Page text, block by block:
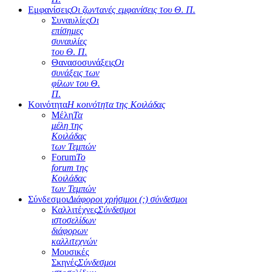
ΕμφανίσειςΟι ζωντανές εμφανίσεις του Θ. Π.
ΣυναυλίεςΟι
επίσημες
συναυλίες
του Θ. Π.
ΘανασοσυνάξειςΟι
συνάξεις των
φίλων του Θ.
Π.
ΚοινότηταΗ κοινότητα της Κοιλάδας
ΜέληΤα
μέλη της
Κοιλάδας
των Τεμπών
ForumΤο
forum της
Κοιλάδας
των Τεμπών
ΣύνδεσμοιΔιάφοροι χρήσιμοι (;) σύνδεσμοι
ΚαλλιτέχνεςΣύνδεσμοι
ιστοσελίδων
διάφορων
καλλιτεχνών
Μουσικές
ΣκηνέςΣύνδεσμοι